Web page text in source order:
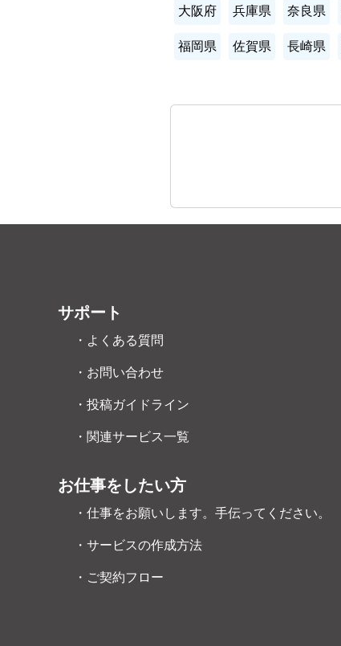
大阪府 兵庫県 奈良県
福岡県 佐賀県 長崎県
サポート
・よくある質問
・お問い合わせ
・投稿ガイドライン
・関連サービス一覧
お仕事をしたい方
・仕事をお願いします。手伝ってください。
・サービスの作成方法
・ご契約フロー